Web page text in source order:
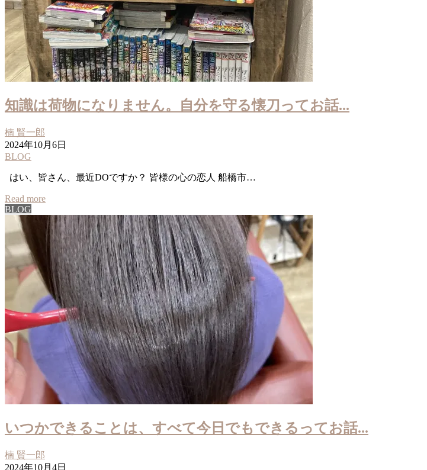
知識は荷物になりません。自分を守る懐刀ってお話...
楠 賢一郎
2024年10月6日
BLOG
はい、皆さん、最近DOですか？ 皆様の心の恋人 船橋市…
Read more
BLOG
いつかできることは、すべて今日でもできるってお話...
楠 賢一郎
2024年10月4日